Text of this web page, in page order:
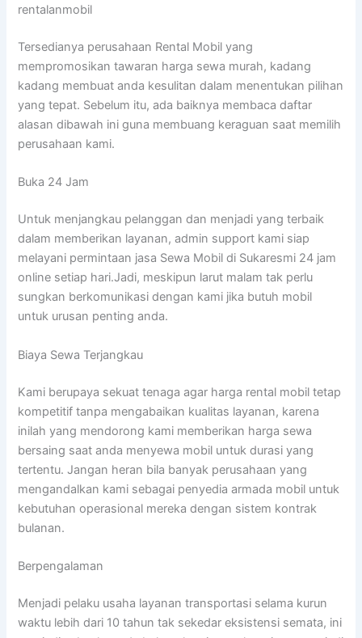
rentalanmobil
Tersedianya perusahaan Rental Mobil yang
mempromosikan tawaran harga sewa murah, kadang
kadang membuat anda kesulitan dalam menentukan pilihan
yang tepat. Sebelum itu, ada baiknya membaca daftar
alasan dibawah ini guna membuang keraguan saat memilih
perusahaan kami.
Buka 24 Jam
Untuk menjangkau pelanggan dan menjadi yang terbaik
dalam memberikan layanan, admin support kami siap
melayani permintaan jasa Sewa Mobil di Sukaresmi 24 jam
online setiap hari.Jadi, meskipun larut malam tak perlu
sungkan berkomunikasi dengan kami jika butuh mobil
untuk urusan penting anda.
Biaya Sewa Terjangkau
Kami berupaya sekuat tenaga agar harga rental mobil tetap
kompetitif tanpa mengabaikan kualitas layanan, karena
inilah yang mendorong kami memberikan harga sewa
bersaing saat anda menyewa mobil untuk durasi yang
tertentu. Jangan heran bila banyak perusahaan yang
mengandalkan kami sebagai penyedia armada mobil untuk
kebutuhan operasional mereka dengan sistem kontrak
bulanan.
Berpengalaman
Menjadi pelaku usaha layanan transportasi selama kurun
waktu lebih dari 10 tahun tak sekedar eksistensi semata, ini